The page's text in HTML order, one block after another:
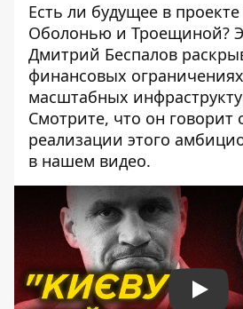
Есть ли будущее в
Оболонью и Троещиной?
Дмитрий Беспалов
финансовых
масштабных
Смотрите, что он говорит
реализации этого
в нашем видео.
Play